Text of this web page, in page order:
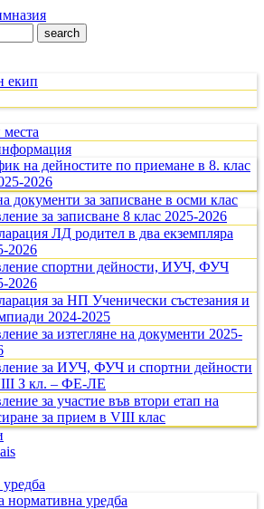
екип
на дейностите по приемане в 8. клас
2026
документи за записване в осми клас
за записване 8 клас 2025-2026
ЛД родител в два екземпляра
2026
спортни дейности, ИУЧ, ФУЧ
2026
за НП Ученически състезания и
2024-2025
за изтегляне на документи 2025-
за ИУЧ, ФУЧ и спортни дейности
З кл. – ФЕ-ЛЕ
за участие във втори етап на
за прием в VIII клас
уредба